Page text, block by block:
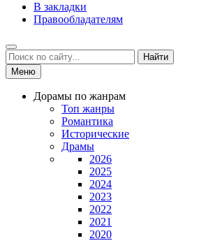
В закладки
Правообладателям
Найти
Меню
Дорамы по жанрам
Топ жанры
Романтика
Исторические
Драмы
2026
2025
2024
2023
2022
2021
2020